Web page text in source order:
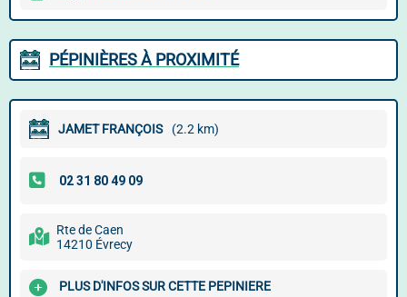
PÉPINIÈRES À PROXIMITÉ
JAMET FRANÇOIS (2.2 km)
Rte de Caen
14210 Évrecy
PLUS D'INFOS SUR CETTE PEPINIERE